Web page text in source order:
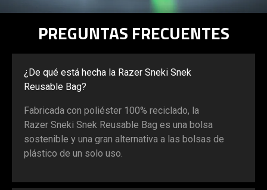
PREGUNTAS FRECUENTES
¿De qué está hecha la Razer Sneki Snek
Reusable Bag?
Fabricada con poliéster 100% reciclado, la
Razer Sneki Snek Reusable Bag es una bolsa
sostenible y una gran alternativa a las bolsas de
plástico de un solo uso.